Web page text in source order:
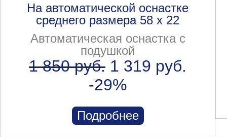
На автоматической оснастке
среднего размера 58 х 22
Автоматическая оснастка с
подушкой
1 850 руб. 1 319 руб.
-29%
Подробнее